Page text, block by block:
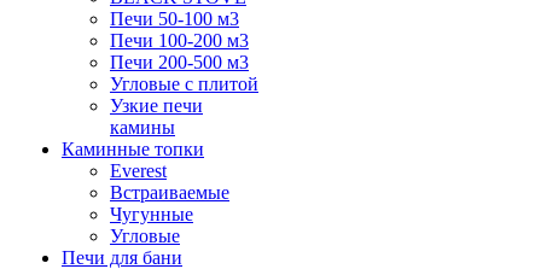
Печи 50-100 м3
Печи 100-200 м3
Печи 200-500 м3
Угловые с плитой
Узкие печи
камины
Каминные топки
Everest
Встраиваемые
Чугунные
Угловые
Печи для бани